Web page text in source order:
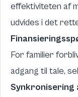
effektiviteten af
udvides i det
For familier
adgang til tale,